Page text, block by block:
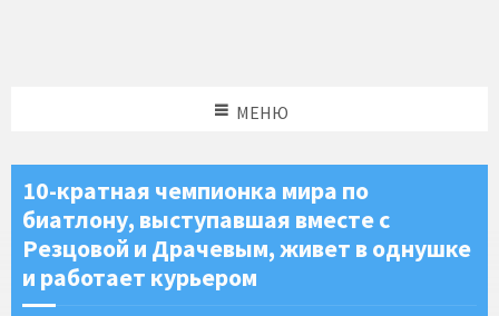
МЕНЮ
10-кратная чемпионка мира по
биатлону, выступавшая вместе с
Резцовой и Драчевым, живет в однушке
и работает курьером